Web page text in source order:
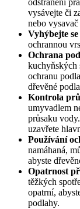
odstranění
vysávejte či
nebo
Vyhýbejte
ochrannou
Ochrana
kuchyňských
ochranu
dřevěné
Kontrola
umyvadlem
průsaku
uzavřete
Používání
namáhaná,
abyste
Opatrnost
těžkých
opatrní,
podlahy.